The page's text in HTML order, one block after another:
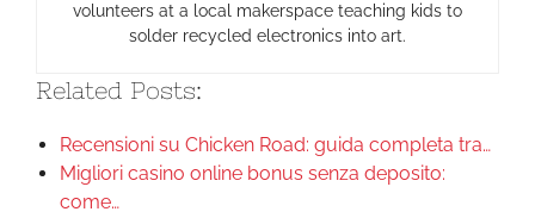
volunteers at a local makerspace teaching kids to
solder recycled electronics into art.
Related Posts:
Recensioni su Chicken Road: guida completa tra…
Migliori casino online bonus senza deposito:
come…